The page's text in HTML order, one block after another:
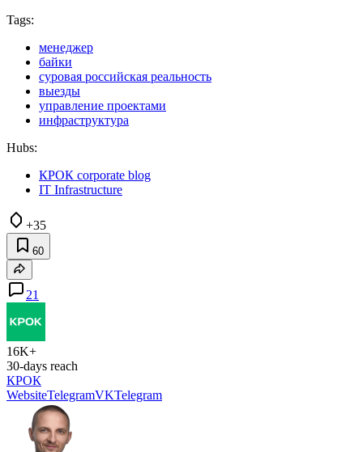
Tags:
менеджер
байки
суровая российская реальность
выезды
управление проектами
инфраструктура
Hubs:
КРОК corporate blog
IT Infrastructure
+35
60
21
16K+
30-days reach
КРОК
WebsiteTelegramVKTelegram